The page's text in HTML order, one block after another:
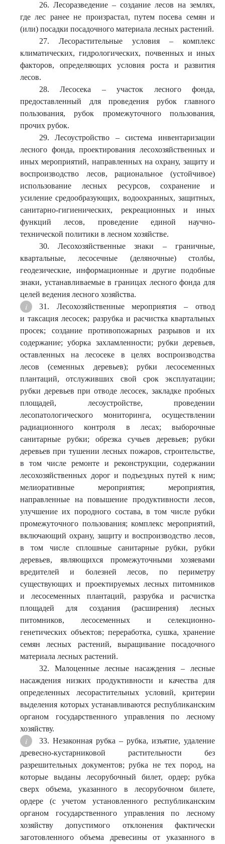
26. Лесоразведение – создание лесов на землях,
где лес ранее не произрастал, путем посева семян и
(или) посадки посадочного материала лесных растений.
27. Лесорастительные условия – комплекс
климатических, гидрологических, почвенных и иных
факторов, определяющих условия роста и развития
лесов.
28. Лесосека – участок лесного фонда,
предоставленный для проведения рубок главного
пользования, рубок промежуточного пользования,
прочих рубок.
29. Лесоустройство – система инвентаризации
лесного фонда, проектирования лесохозяйственных и
иных мероприятий, направленных на охрану, защиту и
воспроизводство лесов, рациональное (устойчивое)
использование лесных ресурсов, сохранение и
усиление средообразующих, водоохранных, защитных,
санитарно-гигиенических, рекреационных и иных
функций лесов, проведение единой научно-
технической политики в лесном хозяйстве.
30. Лесохозяйственные знаки – граничные,
квартальные, лесосечные (деляночные) столбы,
геодезические, информационные и другие подобные
знаки, устанавливаемые в границах лесного фонда для
целей ведения лесного хозяйства.
31. Лесохозяйственные мероприятия – отвод
и таксация лесосек; разрубка и расчистка квартальных
просек; создание противопожарных разрывов и их
содержание; уборка захламленности; рубки деревьев,
оставленных на лесосеке в целях воспроизводства
лесов (семенных деревьев); рубки лесосеменных
плантаций, отслуживших свой срок эксплуатации;
рубки деревьев при отводе лесосек, закладке пробных
площадей, лесоустройстве, проведении
лесопатологического мониторинга, осуществлении
радиационного контроля в лесах; выборочные
санитарные рубки; обрезка сучьев деревьев; рубки
деревьев при тушении лесных пожаров, строительстве,
в том числе ремонте и реконструкции, содержании
лесохозяйственных дорог и подъездных путей к ним;
мелиоративные мероприятия; мероприятия,
направленные на повышение продуктивности лесов,
улучшение их породного состава, в том числе рубки
промежуточного пользования; комплекс мероприятий,
включающий охрану, защиту и воспроизводство лесов,
в том числе сплошные санитарные рубки, рубки
деревьев, являющихся промежуточными хозяевами
вредителей и болезней лесов, по периметру
существующих и проектируемых лесных питомников
и лесосеменных плантаций, разрубка и расчистка
площадей для создания (расширения) лесных
питомников, лесосеменных и селекционно-
генетических объектов; переработка, сушка, хранение
семян лесных растений, выращивание посадочного
материала лесных растений.
32. Малоценные лесные насаждения – лесные
насаждения низких продуктивности и качества для
определенных лесорастительных условий, критерии
выделения которых устанавливаются республиканским
органом государственного управления по лесному
хозяйству.
33. Незаконная рубка – рубка, изъятие, удаление
древесно-кустарниковой растительности без
разрешительных документов; рубка не тех пород, на
которые выданы лесорубочный билет, ордер; рубка
сверх объема, указанного в лесорубочном билете,
ордере (с учетом установленного республиканским
органом государственного управления по лесному
хозяйству допустимого отклонения фактически
заготовленного объема древесины от указанного в